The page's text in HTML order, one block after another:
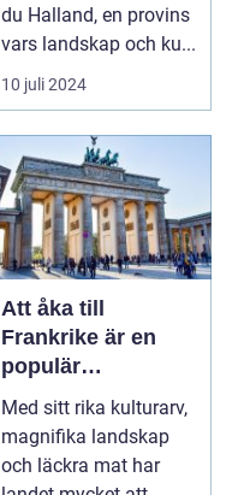
du Halland, en provins
vars landskap och ku...
10 juli 2024
Att åka till
Frankrike är en
populär
destination för
många resenärer
Med sitt rika kulturarv,
magnifika landskap
och läckra mat har